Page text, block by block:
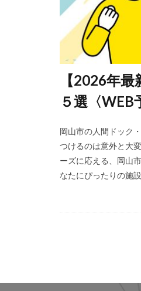
【2026年
５選〈WEB
岡山市の人間ドック
つけるのは意外と大
ーズに応える、岡山
なたにぴったりの施